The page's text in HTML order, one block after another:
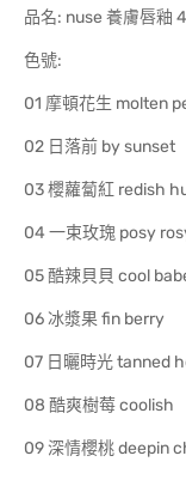
品名: nuse 養膚唇釉
色號:
01 摩頓花生 molten
02 日落前 by sunset
03 櫻蘿蔔紅 redish
04 一束玫瑰 posy
05 酷辣貝貝 cool
06 冰漿果 fin berry
07 日曬時光 tanned
08 酷爽樹莓 coolish
09 深情櫻桃 deepin